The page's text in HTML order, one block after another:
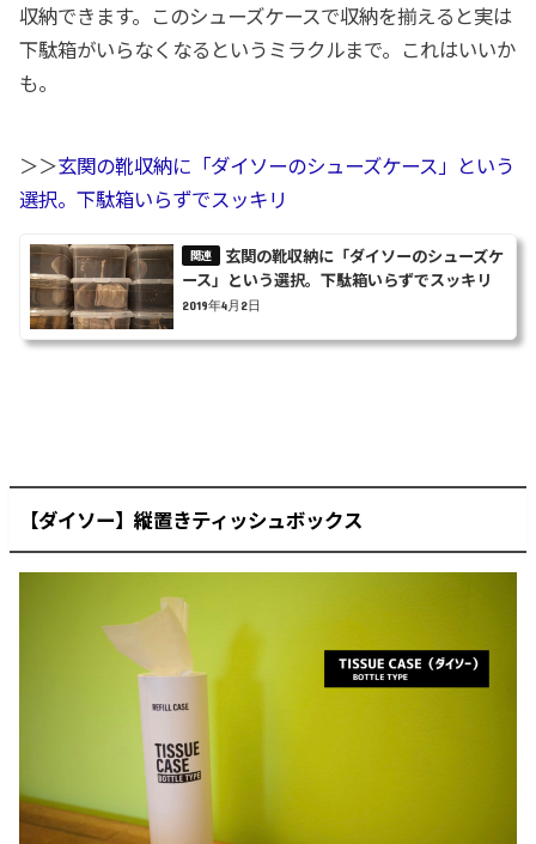
収納できます。このシューズケースで収納を揃えると実は
下駄箱がいらなくなるというミラクルまで。これはいいか
も。
＞＞玄関の靴収納に「ダイソーのシューズケース」という
選択。下駄箱いらずでスッキリ
玄関の靴収納に「ダイソーのシューズケ
ース」という選択。下駄箱いらずでスッキリ
2019年4月2日
【ダイソー】縦置きティッシュボックス